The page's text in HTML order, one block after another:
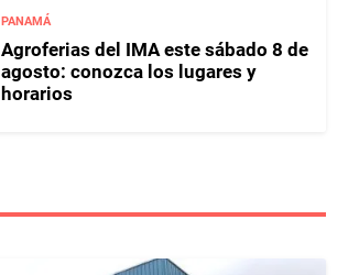
PANAMÁ
Agroferias del IMA este sábado 8 de
agosto: conozca los lugares y
horarios